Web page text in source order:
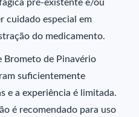
pré-existente e/ou
cuidado especial em
do medicamento.
Brometo de Pinavério
suficientemente
e a experiência é limitada.
é recomendado para uso